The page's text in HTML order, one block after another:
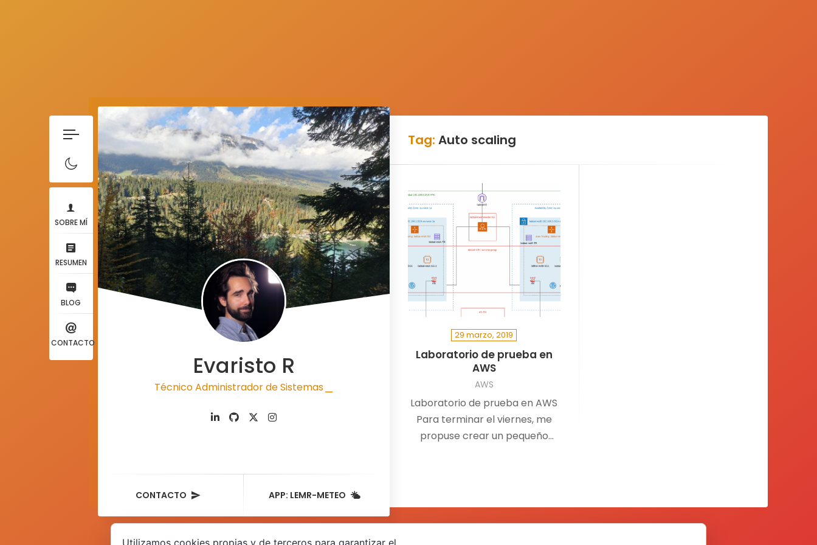
SOBRE MÍ
RESUMEN
BLOG
CONTACTO
Evaristo R
Técnico Administrador de Sistemas |
CONTACTO APP: LEMR-METEO
Tag: Auto scaling
29 marzo, 2019
Laboratorio de prueba en
AWS
AWS
Laboratorio de prueba en AWS
Para terminar el viernes, me
propuse crear un pequeño
Utilizamos cookies propias y de terceros para garantizar el